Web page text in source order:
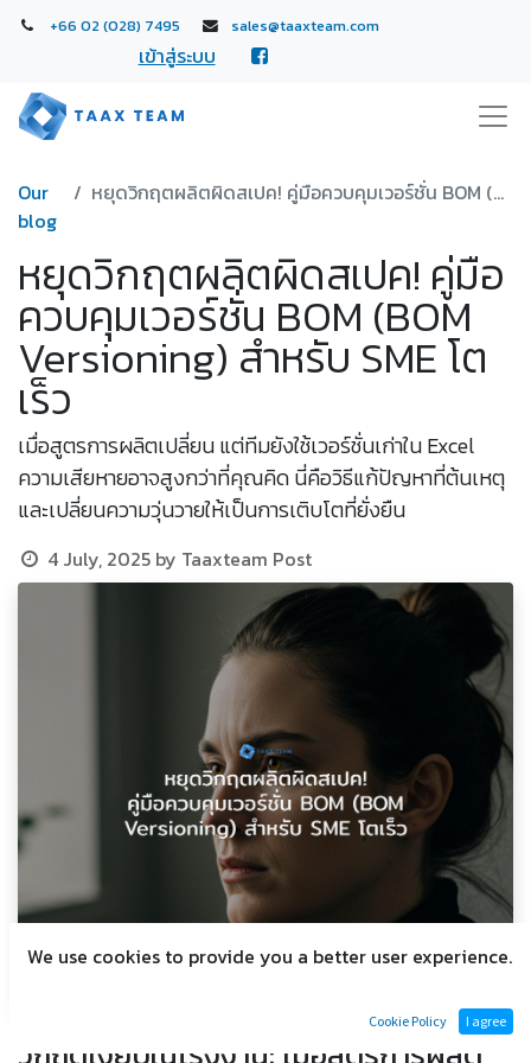
+66 02 (028) 7495 sales@taaxteam.com
เข้าสู่ระบบ
Our
blog
หยุดวิกฤตผลิตผิดสเปค! คู่มือควบคุมเวอร์ชั่น BOM (BOM Versioning) สำหรับ SME โตเร็ว
หยุดวิกฤตผลิตผิดสเปค! คู่มือ
ควบคุมเวอร์ชั่น BOM (BOM
Versioning) สำหรับ SME โต
เร็ว
เมื่อสูตรการผลิตเปลี่ยน แต่ทีมยังใช้เวอร์ชั่นเก่าใน Excel
ความเสียหายอาจสูงกว่าที่คุณคิด นี่คือวิธีแก้ปัญหาที่ต้นเหตุ
และเปลี่ยนความวุ่นวายให้เป็นการเติบโตที่ยั่งยืน
4 July, 2025 by Taaxteam Post
We use cookies to provide you a better user experience.
Cookie Policy I agree